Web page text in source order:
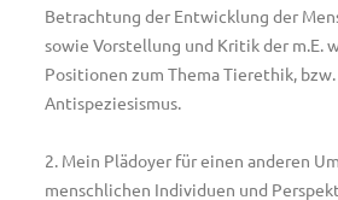
Betrachtung der Entwicklung der
sowie Vorstellung und Kritik der m.E.
Positionen zum Thema Tierethik,
Antispeziesismus.
2. Mein Plädoyer für einen anderen
menschlichen Individuen und